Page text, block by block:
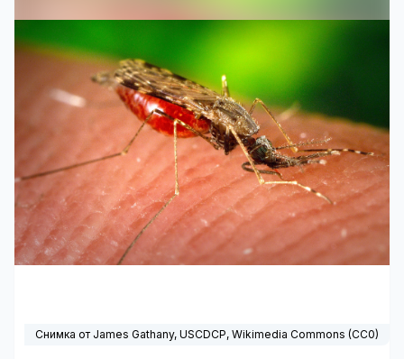
Снимка от James Gathany, USCDCP, Wikimedia Commons (CC0)